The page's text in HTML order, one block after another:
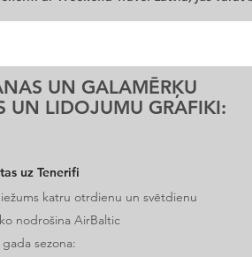
UN GALAMĒRĶU
UN LIDOJUMU GRAFIKI:
uz Tenerifi
katru otrdienu un svētdienu
nodrošina AirBaltic
gada sezona: